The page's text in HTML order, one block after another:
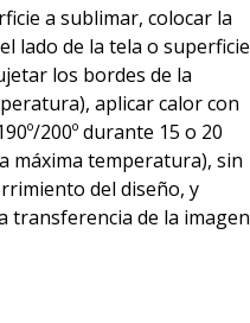
a sublimar, colocar la
lado de la tela o superficie
los bordes de la
aplicar calor con
200º durante 15 o 20
máxima temperatura), sin
del diseño, y
transferencia de la imagen